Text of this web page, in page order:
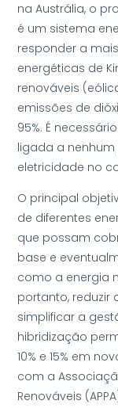
na Austrália, o
é um sistema
responder a
energéticas de
renováveis
emissões de
95%. É
ligada a
eletricidade no
O principal
de diferentes
que possam
base e
como a energia
portanto, reduzir
simplificar a
hibridização
10% e 15% em
com a
Renováveis